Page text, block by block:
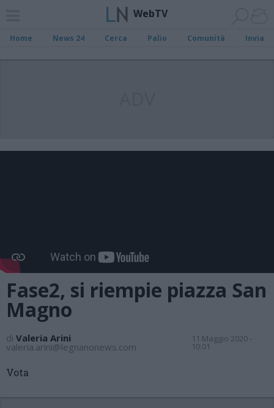
WebTV
Home News 24 Cerca Palio Comunità Invia
Fase2, si riempie piazza San
Magno
di Valeria Arini
valeria.arini@legnanonews.com
11 Maggio 2020 -
10:01
Vota